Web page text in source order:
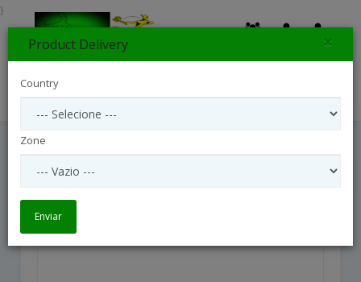
The FTD Perfect Sun Bouquet
}
Product Delivery ×
Country
Zone
Enviar